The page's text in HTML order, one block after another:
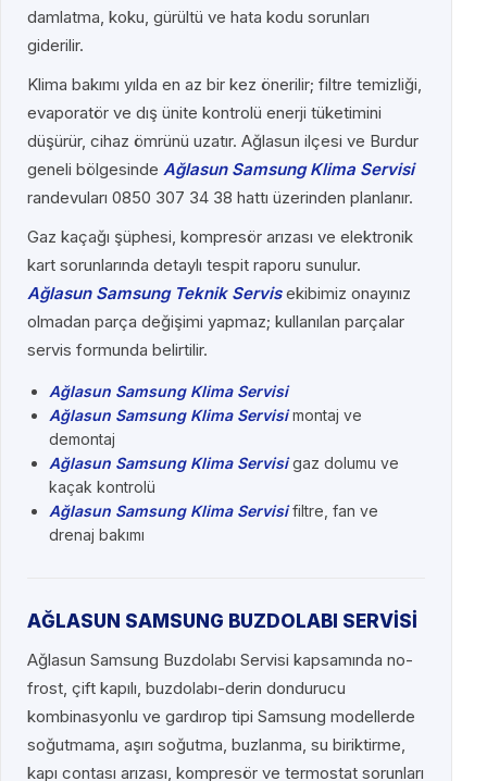
damlatma, koku, gürültü ve hata kodu sorunları
giderilir.
Klima bakımı yılda en az bir kez önerilir; filtre temizliği,
evaporatör ve dış ünite kontrolü enerji tüketimini
düşürür, cihaz ömrünü uzatır. Ağlasun ilçesi ve Burdur
geneli bölgesinde Ağlasun Samsung Klima Servisi
randevuları 0850 307 34 38 hattı üzerinden planlanır.
Gaz kaçağı şüphesi, kompresör arızası ve elektronik
kart sorunlarında detaylı tespit raporu sunulur.
Ağlasun Samsung Teknik Servisekibimiz onayınız
olmadan parça değişimi yapmaz; kullanılan parçalar
servis formunda belirtilir.
Ağlasun Samsung Klima Servisi
Ağlasun Samsung Klima Servisimontaj ve
demontaj
Ağlasun Samsung Klima Servisigaz dolumu ve
kaçak kontrolü
Ağlasun Samsung Klima Servisifiltre, fan ve
drenaj bakımı
AĞLASUN SAMSUNG BUZDOLABI SERVİSİ
Ağlasun Samsung Buzdolabı Servisi kapsamında no-
frost, çift kapılı, buzdolabı-derin dondurucu
kombinasyonlu ve gardırop tipi Samsung modellerde
soğutmama, aşırı soğutma, buzlanma, su biriktirme,
kapı contası arızası, kompresör ve termostat sorunları